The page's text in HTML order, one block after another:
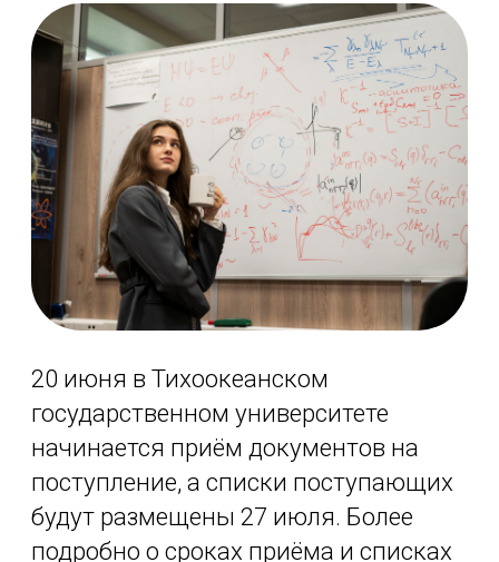
20 июня в Тихоокеанском
государственном университете
начинается приём документов на
поступление, а списки поступающих
будут размещены 27 июля. Более
подробно о сроках приёма и списках
можно узнать здесь .